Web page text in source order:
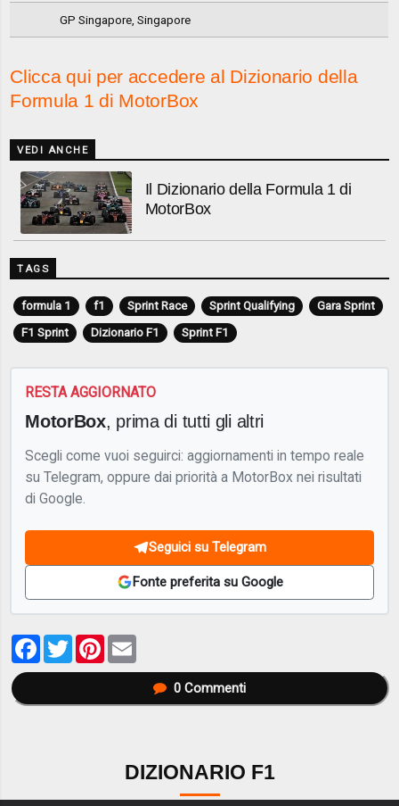
GP Singapore, Singapore
Clicca qui per accedere al Dizionario della
Formula 1 di MotorBox
VEDI ANCHE
Il Dizionario della Formula 1 di
MotorBox
TAGS
formula 1 f1 Sprint Race Sprint Qualifying
Gara Sprint
F1 Sprint
Dizionario F1 Sprint F1
RESTA AGGIORNATO
MotorBox, prima di tutti gli altri
Scegli come vuoi seguirci: aggiornamenti in tempo reale
su Telegram, oppure dai priorità a MotorBox nei risultati
di Google.
Seguici su Telegram
Fonte preferita su Google
Facebook
TwitterPinterest
0Commenti
DIZIONARIO F1